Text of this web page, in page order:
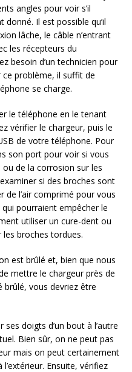
angles pour voir s’il
Il est possible qu’il
lâche, le câble n’entrant
les récepteurs du
besoin d’un technicien pour
problème, il suffit de
se charge.
le téléphone en le tenant
vérifier le chargeur, puis le
de votre téléphone. Pour
son port pour voir si vous
de la corrosion sur les
si des broches sont
de l’air comprimé pour vous
pourraient empêcher le
utiliser un cure-dent ou
broches tordues.
est brûlé et, bien que nous
mettre le chargeur près de
brûlé, vous devriez être
doigts d’un bout à l’autre
Bien sûr, on ne peut pas
mais on peut certainement
Ensuite, vérifiez